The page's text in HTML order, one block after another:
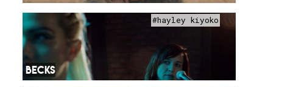
#hayley kiyoko
BECKS